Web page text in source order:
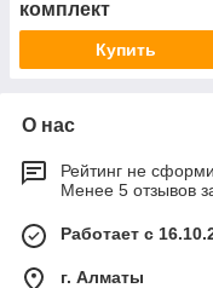
комплект
Купить
О нас
Рейтинг не
Менее 5 отзывов
Работает с
г. Алматы